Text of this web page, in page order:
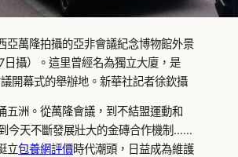
亞萬隆拍攝的亞非會議紀念博物館外景
日攝）。這里曾經名為獨立大廈，是
開幕式的舉辦地。新華社記者徐欽攝
五洲。從萬隆會議，到不結盟運動和
今天不斷發展壯大的金磚合作機制……
立包養網評價時代潮頭，日益成為維護